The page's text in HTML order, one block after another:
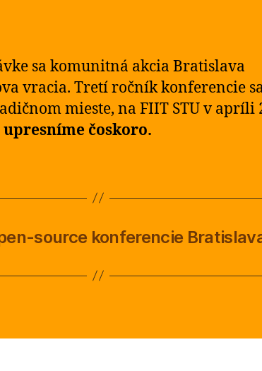
sa komunitná akcia Bratislava
vracia. Tretí ročník konferencie
mieste, na FIIT STU v apríli
čoskoro.
source konferencie